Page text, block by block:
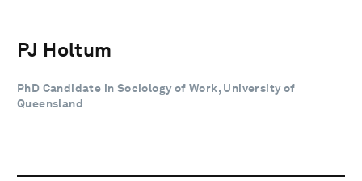
PJ Holtum
PhD Candidate in Sociology of Work, University of
Queensland